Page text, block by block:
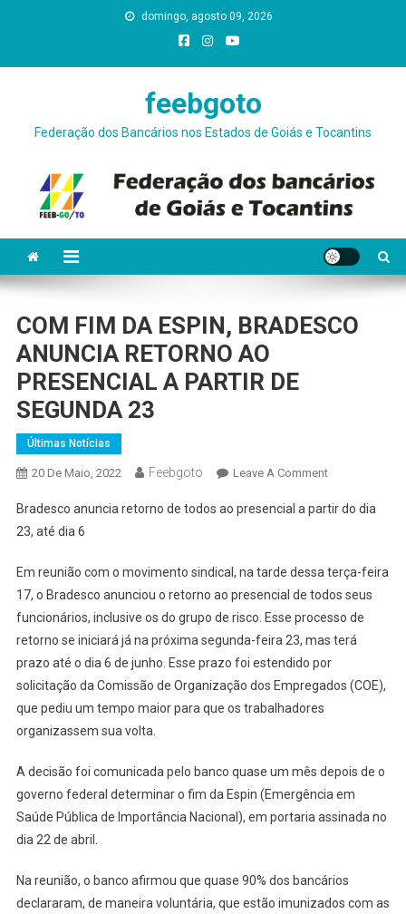
domingo, agosto 09, 2026
feebgoto
Federação dos Bancários nos Estados de Goiás e Tocantins
COM FIM DA ESPIN, BRADESCO
ANUNCIA RETORNO AO
PRESENCIAL A PARTIR DE
SEGUNDA 23
Últimas Notícias
20 De Maio, 2022 Feebgoto Leave A CommentOn
FIM
BRADESCO
ANUNCIA
RETORNO
AO
PRESENCIAL
A
Bradesco anuncia retorno de todos ao presencial a partir do dia
23, até dia 6
Em reunião com o movimento sindical, na tarde dessa terça-feira
17, o Bradesco anunciou o retorno ao presencial de todos seus
funcionários, inclusive os do grupo de risco. Esse processo de
retorno se iniciará já na próxima segunda-feira 23, mas terá
prazo até o dia 6 de junho. Esse prazo foi estendido por
solicitação da Comissão de Organização dos Empregados (COE),
que pediu um tempo maior para que os trabalhadores
organizassem sua volta.
A decisão foi comunicada pelo banco quase um mês depois de o
governo federal determinar o fim da Espin (Emergência em
Saúde Pública de Importância Nacional), em portaria assinada no
dia 22 de abril.
Na reunião, o banco afirmou que quase 90% dos bancários
declararam, de maneira voluntária, que estão imunizados com as